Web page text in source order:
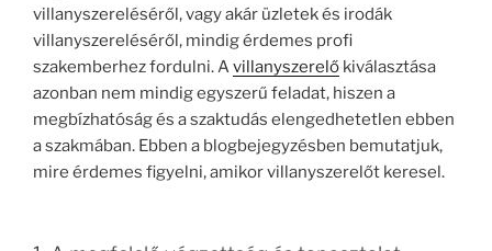
villanyszereléséről, vagy akár üzletek és irodák
villanyszereléséről, mindig érdemes profi
szakemberhez fordulni. Avillanyszerelő kiválasztása
azonban nem mindig egyszerű feladat, hiszen a
megbízhatóság és a szaktudás elengedhetetlen ebben
a szakmában. Ebben a blogbejegyzésben bemutatjuk,
mire érdemes figyelni, amikor villanyszerelőt keresel.